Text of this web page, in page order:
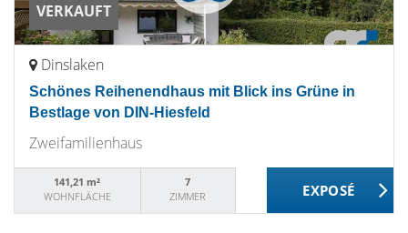
VERKAUFT
Dinslaken
Schönes Reihenendhaus mit Blick ins Grüne in
Bestlage von DIN-Hiesfeld
Zweifamilienhaus
141,21 m²
WOHNFLÄCHE
7
ZIMMER